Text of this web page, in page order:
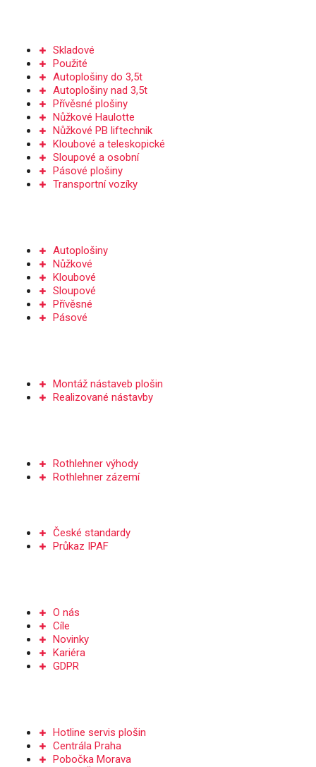
Skladové
Použité
Autoplošiny do 3,5t
Autoplošiny nad 3,5t
Přívěsné plošiny
Nůžkové Haulotte
Nůžkové PB liftechnik
Kloubové a teleskopické
Sloupové a osobní
Pásové plošiny
Transportní vozíky
Autoplošiny
Nůžkové
Kloubové
Sloupové
Přívěsné
Pásové
Montáž nástaveb plošin
Realizované nástavby
Rothlehner výhody
Rothlehner zázemí
České standardy
Průkaz IPAF
O nás
Cíle
Novinky
Kariéra
GDPR
Hotline servis plošin
Centrála Praha
Pobočka Morava